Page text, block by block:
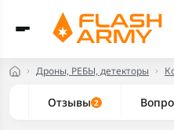
Дроны, РЕБЫ, детекторы
Отзывы 2